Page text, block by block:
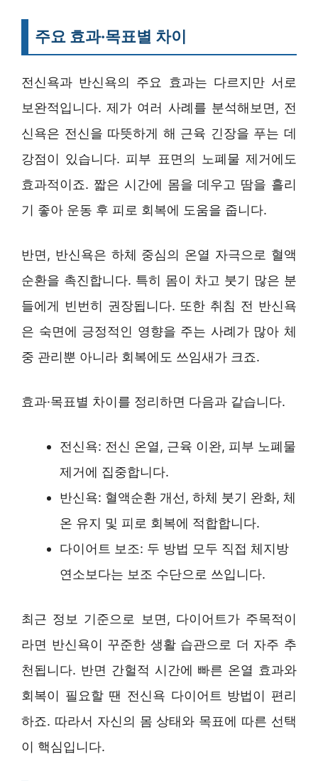
주요 효과·목표별 차이
전신욕과 반신욕의 주요 효과는 다르지만 서로
보완적입니다. 제가 여러 사례를 분석해보면, 전
신욕은 전신을 따뜻하게 해 근육 긴장을 푸는 데
강점이 있습니다. 피부 표면의 노폐물 제거에도
효과적이죠. 짧은 시간에 몸을 데우고 땀을 흘리
기 좋아 운동 후 피로 회복에 도움을 줍니다.
반면, 반신욕은 하체 중심의 온열 자극으로 혈액
순환을 촉진합니다. 특히 몸이 차고 붓기 많은 분
들에게 빈번히 권장됩니다. 또한 취침 전 반신욕
은 숙면에 긍정적인 영향을 주는 사례가 많아 체
중 관리뿐 아니라 회복에도 쓰임새가 크죠.
효과·목표별 차이를 정리하면 다음과 같습니다.
전신욕: 전신 온열, 근육 이완, 피부 노폐물
제거에 집중합니다.
반신욕: 혈액순환 개선, 하체 붓기 완화, 체
온 유지 및 피로 회복에 적합합니다.
다이어트 보조: 두 방법 모두 직접 체지방
연소보다는 보조 수단으로 쓰입니다.
최근 정보 기준으로 보면, 다이어트가 주목적이
라면 반신욕이 꾸준한 생활 습관으로 더 자주 추
천됩니다. 반면 간헐적 시간에 빠른 온열 효과와
회복이 필요할 땐 전신욕 다이어트 방법이 편리
하죠. 따라서 자신의 몸 상태와 목표에 따른 선택
이 핵심입니다.